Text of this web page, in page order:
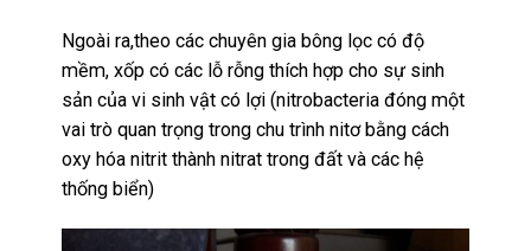
Ngoài ra,theo các chuyên gia bông lọc có độ
mềm, xốp có các lỗ rỗng thích hợp cho sự sinh
sản của vi sinh vật có lợi (nitrobacteria đóng một
vai trò quan trọng trongchu trình nitơbằng cách
oxy hóanitrit thànhnitrat trong đất và các hệ
thống biển)